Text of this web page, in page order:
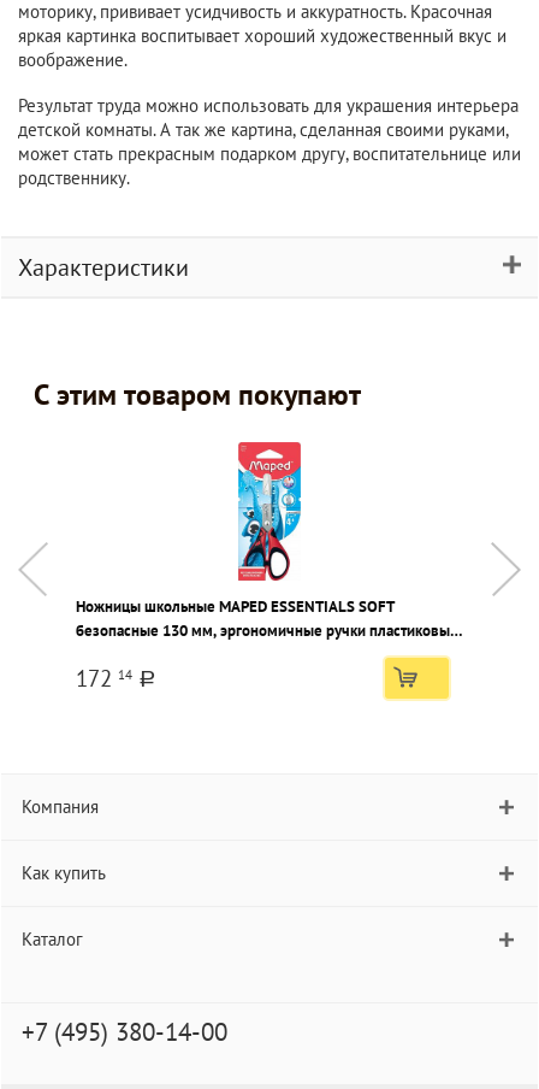
моторику, прививает усидчивость и аккуратность. Красочная
яркая картинка воспитывает хороший художественный вкус и
воображение.
Результат труда можно использовать для украшения интерьера
детской комнаты. А так же картина, сделанная своими руками,
может стать прекрасным подарком другу, воспитательнице или
родственнику.
Характеристики
С этим товаром покупают
Ножницы школьные MAPED ESSENTIALS SOFT
безопасные 130 мм, эргономичные ручки пластиковые
с резиновыми вставками черно-красные с принтом
172 14 a
Компания
Как купить
Каталог
+7 (495) 380-14-00